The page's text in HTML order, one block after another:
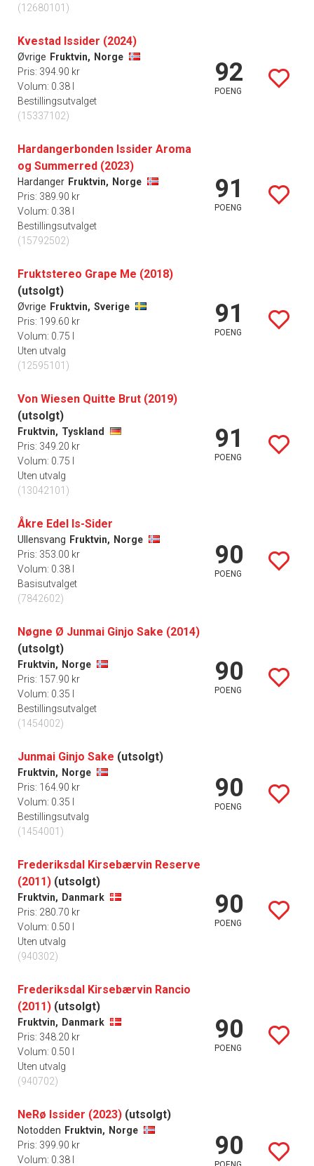
(12680101)
Kvestad Issider (2024)
Øvrige Fruktvin, Norge
Pris: 394.90 kr
Volum: 0.38 l
Bestillingsutvalget
(15337102)
92
POENG
Hardangerbonden Issider Aroma
og Summerred (2023)
Hardanger Fruktvin, Norge
Pris: 389.90 kr
Volum: 0.38 l
Bestillingsutvalget
(15792502)
91
POENG
Fruktstereo Grape Me (2018)
(utsolgt)
Øvrige Fruktvin, Sverige
Pris: 199.60 kr
Volum: 0.75 l
Uten utvalg
(12595101)
91
POENG
Von Wiesen Quitte Brut (2019)
(utsolgt)
Fruktvin, Tyskland
Pris: 349.20 kr
Volum: 0.75 l
Uten utvalg
(13042101)
91
POENG
Åkre Edel Is-Sider
Ullensvang Fruktvin, Norge
Pris: 353.00 kr
Volum: 0.38 l
Basisutvalget
(7842602)
90
POENG
Nøgne Ø Junmai Ginjo Sake (2014)
(utsolgt)
Fruktvin, Norge
Pris: 157.90 kr
Volum: 0.35 l
Bestillingsutvalget
(1454002)
90
POENG
Junmai Ginjo Sake (utsolgt)
Fruktvin, Norge
Pris: 164.90 kr
Volum: 0.35 l
Bestillingsutvalg
(1454001)
90
POENG
Frederiksdal Kirsebærvin Reserve
(2011) (utsolgt)
Fruktvin, Danmark
Pris: 280.70 kr
Volum: 0.50 l
Uten utvalg
(940302)
90
POENG
Frederiksdal Kirsebærvin Rancio
(2011) (utsolgt)
Fruktvin, Danmark
Pris: 348.20 kr
Volum: 0.50 l
Uten utvalg
(940702)
90
POENG
NeRø Issider (2023) (utsolgt)
Notodden Fruktvin, Norge
Pris: 399.90 kr
Volum: 0.38 l
90